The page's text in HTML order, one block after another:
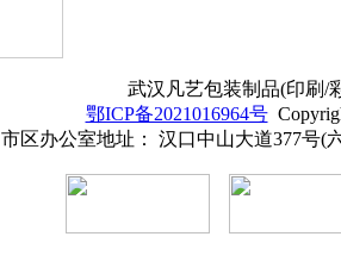
武汉凡艺包装制品(印刷/
鄂ICP备2021016964号
市区办公室地址： 汉口中山大道377号